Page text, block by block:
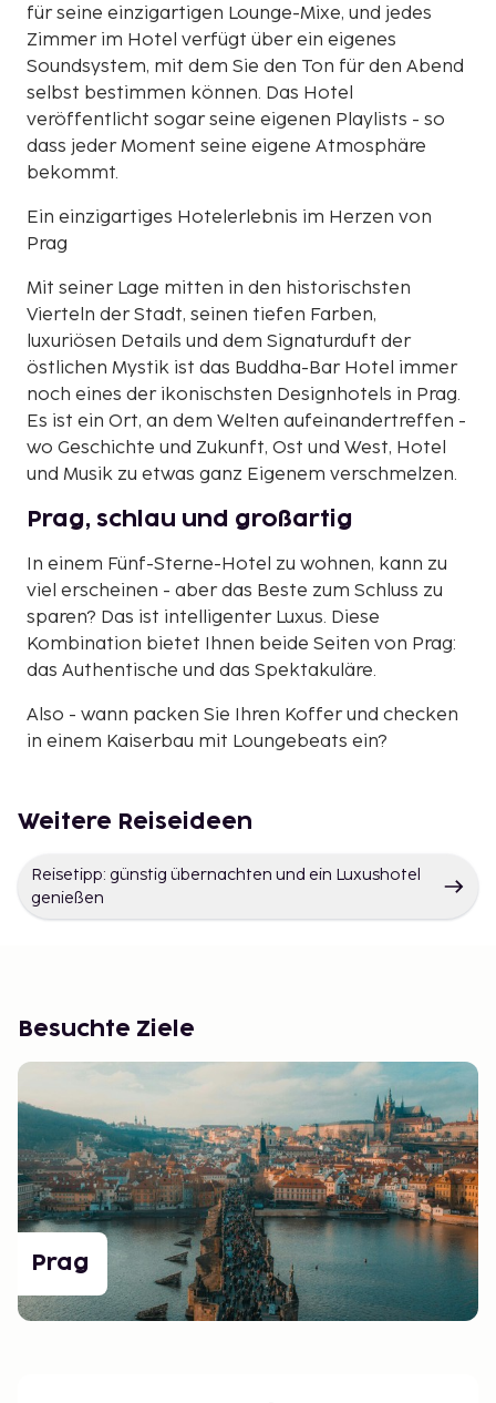
für seine einzigartigen Lounge-Mixe, und jedes
Zimmer im Hotel verfügt über ein eigenes
Soundsystem, mit dem Sie den Ton für den Abend
selbst bestimmen können. Das Hotel
veröffentlicht sogar seine eigenen Playlists - so
dass jeder Moment seine eigene Atmosphäre
bekommt.
Ein einzigartiges Hotelerlebnis im Herzen von
Prag
Mit seiner Lage mitten in den historischsten
Vierteln der Stadt, seinen tiefen Farben,
luxuriösen Details und dem Signaturduft der
östlichen Mystik ist das Buddha-Bar Hotel immer
noch eines der ikonischsten Designhotels in Prag.
Es ist ein Ort, an dem Welten aufeinandertreffen -
wo Geschichte und Zukunft, Ost und West, Hotel
und Musik zu etwas ganz Eigenem verschmelzen.
Prag, schlau und großartig
In einem Fünf-Sterne-Hotel zu wohnen, kann zu
viel erscheinen - aber das Beste zum Schluss zu
sparen? Das ist intelligenter Luxus. Diese
Kombination bietet Ihnen beide Seiten von Prag:
das Authentische und das Spektakuläre.
Also - wann packen Sie Ihren Koffer und checken
in einem Kaiserbau mit Loungebeats ein?
Weitere Reiseideen
Reisetipp: günstig übernachten und ein Luxushotel
genießen
Besuchte Ziele
Prag